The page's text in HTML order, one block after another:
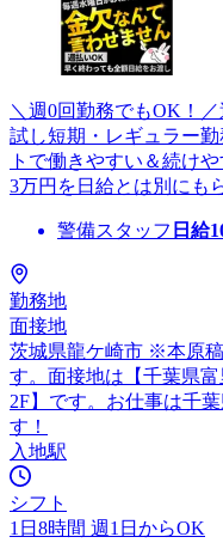
＼週0回勤務でもOK！
試し短期・レギュラー
トで働きやすい＆続け
3万円を日給とは別にも
警備スタッフ 日給
勤務地
面接地
茨城県龍ケ崎市 ※本原
す。面接地は【千葉県
2F】です。お仕事は千
す！
入地駅
シフト
1日8時間 週1日からOK